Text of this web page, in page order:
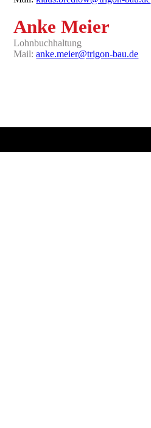
Anke Meier
Lohnbuchhaltung
Mail: anke.meier@trigon-bau.de